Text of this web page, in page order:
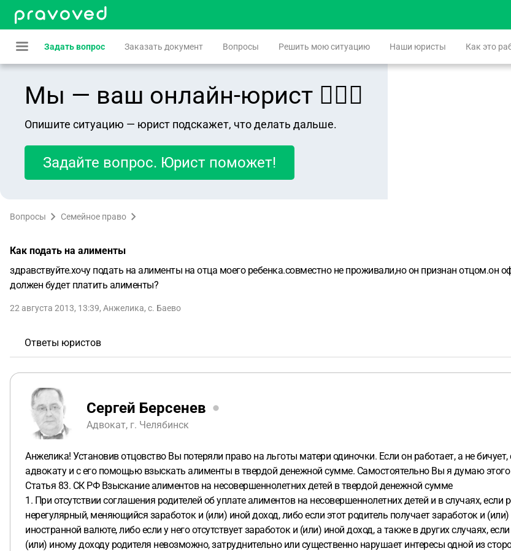
Задать вопрос Заказать документ Вопросы Решить мою ситуацию Наши юристы Как это
Мы — ваш онлайн-юрист 👨🏻‍⚖️
Опишите ситуацию — юрист подскажет, что делать дальше.
Задайте вопрос. Юрист поможет!
Вопросы Семейное право
Как подать на алименты
здравствуйте.хочу подать на алименты на отца моего ребенка.совместно не проживали,но он признан отцом.он
должен будет платить алименты?
22 августа 2013, 13:39, Анжелика, с. Баево
Ответы юристов
Сергей Берсенев
Адвокат, г. Челябинск
Анжелика! Установив отцовство Вы потеряли право на льготы матери одиночки. Если он работает, а не
адвокату и с его помощью взыскать алименты в твердой денежной сумме. Самостоятельно Вы я думаю этого
Статья 83. СК РФ Взыскание алиментов на несовершеннолетних детей в твердой денежной сумме
1. При отсутствии соглашения родителей об уплате алиментов на несовершеннолетних детей и в случаях,
нерегулярный, меняющийся заработок и (или) иной доход, либо если этот родитель получает заработок и
иностранной валюте, либо если у него отсутствует заработок и (или) иной доход, а также в других случаях,
(или) иному доходу родителя невозможно, затруднительно или существенно нарушает интересы одной из